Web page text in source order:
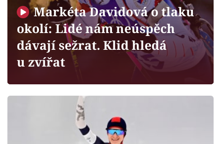
Sledujte prima+
Filmový festival Karlovy Vary
Mámy sobě
Markéta Davidová o tlaku
okolí: Lidé nám neúspěch
dávají sežrat. Klid hledá
u zvířat